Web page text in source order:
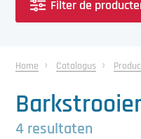
Gewasbescherming
Ontvochtiging
Reinigingsmachines
Home Catalogus
4 resultaten